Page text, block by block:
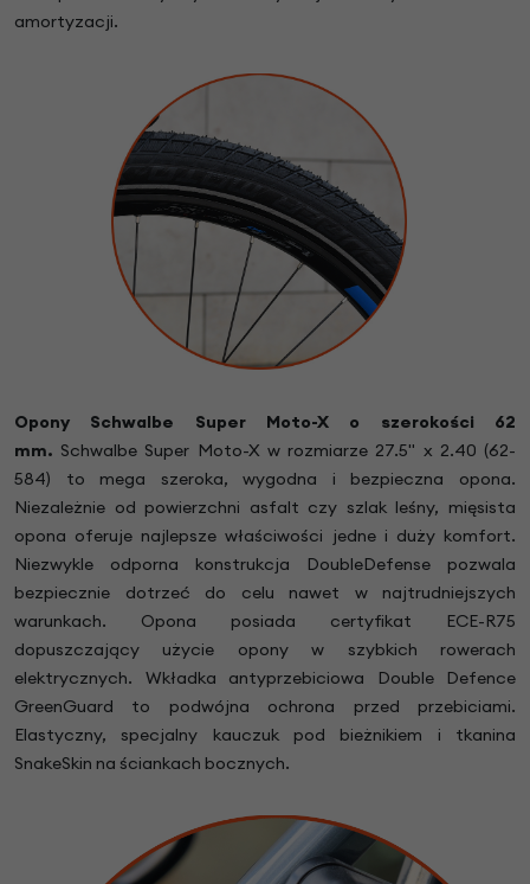
amortyzacji.
Opony Schwalbe Super Moto-X o szerokości 62
mm. Schwalbe Super Moto-X w rozmiarze 27.5" x 2.40 (62-
584) to mega szeroka, wygodna i bezpieczna opona.
Niezależnie od powierzchni asfalt czy szlak leśny, mięsista
opona oferuje najlepsze właściwości jedne i duży komfort.
Niezwykle odporna konstrukcja DoubleDefense pozwala
bezpiecznie dotrzeć do celu nawet w najtrudniejszych
warunkach. Opona posiada certyfikat ECE-R75
dopuszczający użycie opony w szybkich rowerach
elektrycznych. Wkładka antyprzebiciowa Double Defence
GreenGuard to podwójna ochrona przed przebiciami.
Elastyczny, specjalny kauczuk pod bieżnikiem i tkanina
SnakeSkin na ściankach bocznych.